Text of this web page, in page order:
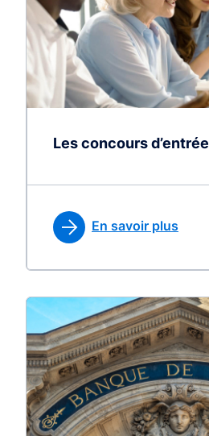
Les concours d’entrée
En savoir plus